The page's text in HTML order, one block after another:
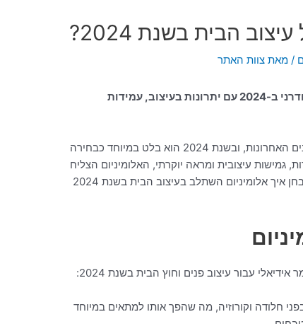
הבית בשנת 2024?
/ מאתצוות האתר
גלו כיצד אלומיניום השתלב בעיצוב הבית המודרני ב-2024 עם יתרונות בעיצוב, עמידות
אלומיניום הפך לחומר פופולרי בעיצוב הבית בשנים האחרונות, ובשנת 2024 הוא בלט במיוחד כבחירה
גמישות עיצובית ומראה יוקרתי, האלומיניום הצליח
להעניק לבית מראה ייחודי ומעודכן. במאמר זה נבחן איך אלומיניום השתלב בעיצוב הבית בשנת 2024
עבור עיצוב פנים וחוץ הבית בשנת 2024:
חלודה וקורוזיה, מה שהפך אותו למתאים במיוחד